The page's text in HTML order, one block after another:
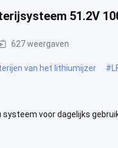
51.2V
627 weergaven
van het lithiumijzer #
voor dagelijks